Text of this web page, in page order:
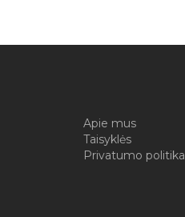
Apie mus
Taisyklės
Privatumo politika